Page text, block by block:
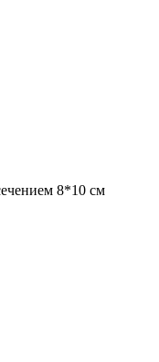
8*10 см